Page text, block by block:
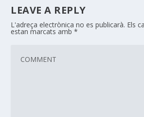
LEAVE A REPLY
L'adreça electrònica no es publicarà. Els
estan marcats amb*